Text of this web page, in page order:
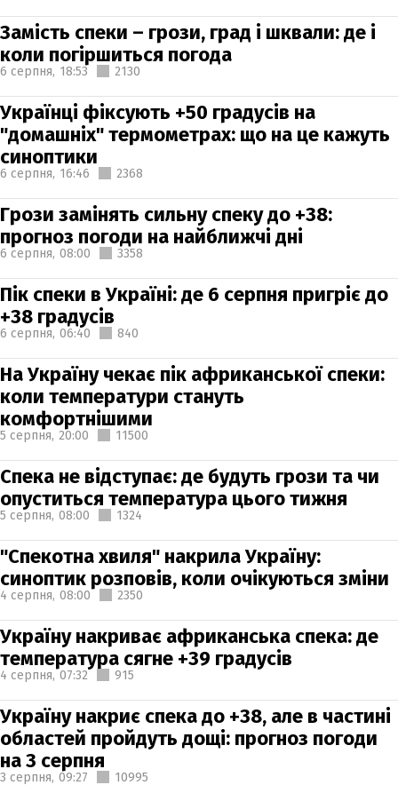
Замість спеки – грози, град і шквали: де і
коли погіршиться погода
6 серпня, 18:53 2130
Українці фіксують +50 градусів на
"домашніх" термометрах: що на це кажуть
синоптики
6 серпня, 16:46 2368
Грози замінять сильну спеку до +38:
прогноз погоди на найближчі дні
6 серпня, 08:00 3358
Пік спеки в Україні: де 6 серпня пригріє до
+38 градусів
6 серпня, 06:40 840
На Україну чекає пік африканської спеки:
коли температури стануть
комфортнішими
5 серпня, 20:00 11500
Спека не відступає: де будуть грози та чи
опуститься температура цього тижня
5 серпня, 08:00 1324
"Спекотна хвиля" накрила Україну:
синоптик розповів, коли очікуються зміни
4 серпня, 08:00 2350
Україну накриває африканська спека: де
температура сягне +39 градусів
4 серпня, 07:32 915
Україну накриє спека до +38, але в частині
областей пройдуть дощі: прогноз погоди
на 3 серпня
3 серпня, 09:27 10995